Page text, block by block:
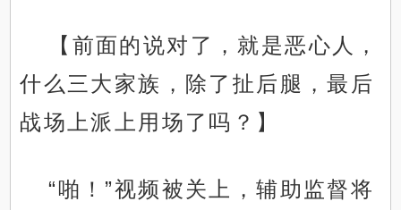
【前面的说对了，就是恶心人，
什么三大家族，除了扯后腿，最后
战场上派上用场了吗？】
“啪！”视频被关上，辅助监督将